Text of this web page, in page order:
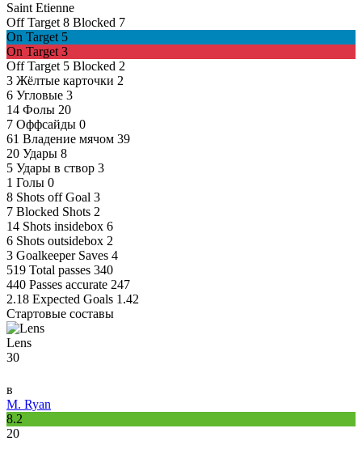
Saint Etienne
Off Target 8 Blocked 7
On Target 5
On Target 3
Off Target 5 Blocked 2
3 Жёлтые карточки 2
6 Угловые 3
14 Фолы 20
7 Оффсайды 0
61 Владение мячом 39
20 Удары 8
5 Удары в створ 3
1 Голы 0
8 Shots off Goal 3
7 Blocked Shots 2
14 Shots insidebox 6
6 Shots outsidebox 2
3 Goalkeeper Saves 4
519 Total passes 340
440 Passes accurate 247
2.18 Expected Goals 1.42
Стартовые составы
Lens
30
в
M. Ryan
8.2
20